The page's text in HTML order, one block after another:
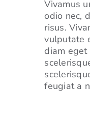
Vivamus
odio nec,
risus.
vulputate
diam eget
feugiat a